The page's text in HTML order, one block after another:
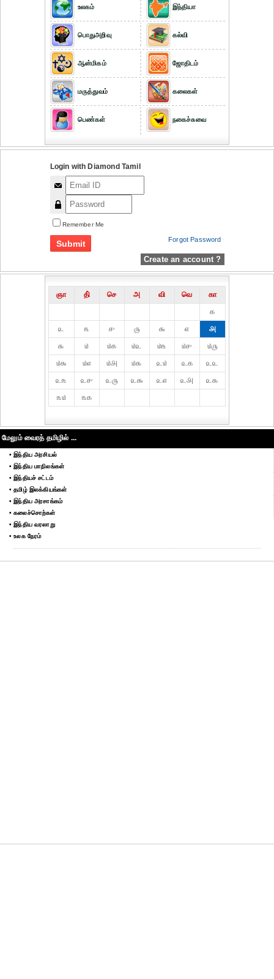
உலகம்
பொதுஅறிவு
ஆன்மிகம்
மருத்துவம்
பெண்கள்
இந்தியா
கல்வி
ஜோதிடம்
கலைகள்
நகைச்சுவை
Login with Diamond Tamil
Remember Me
Forgot Password
Create an account ?
ஞா தி் செ அ வி வெ
கா
௧
௨
௩ ௪ ௫ ௬ ௭
௮
௯
௰ ௰௧ ௰௨ ௰௩ ௰௪
௰௫
௰௬
௰௭ ௰௮ ௰௯ ௨௰ ௨௧
௨௨
௨௩
௨௪ ௨௫ ௨௬ ௨௭ ௨௮
௨௯
௩௰
௩௧
மேலும் வைரத் தமிழில் ...
• இந்திய அரசியல்
• இந்திய மாநிலங்கள்
• இந்தியச் சட்டம்
• தமிழ் இலக்கியங்கள்
• இந்திய அரசாங்கம்
• கலைச்சொற்கள்
• இந்திய வரலாறு
• உலக நேரம்